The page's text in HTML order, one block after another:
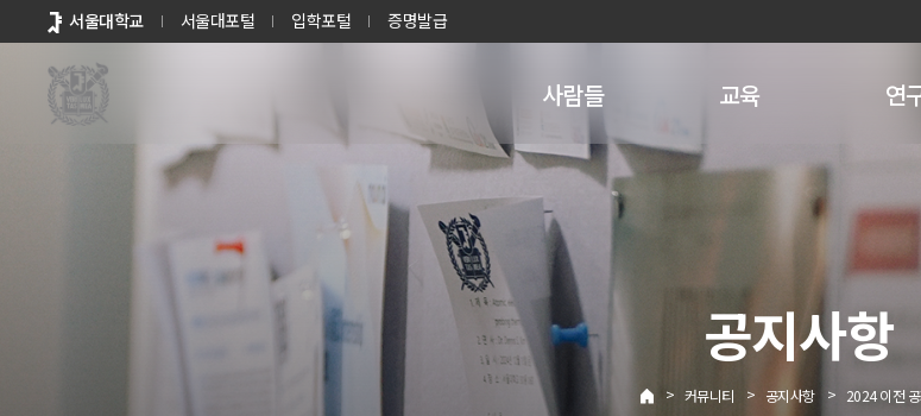
바로가기
메뉴
서울대학교 서울대포털 입학포털 증명발급
사람들 교육 연
공지사항
> 커뮤니티 > 공지사항 > 2024 이전